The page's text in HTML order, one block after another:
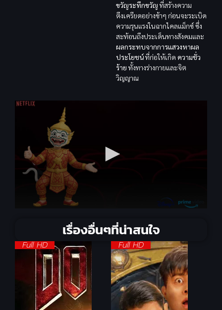
ขวัญระทึกขวัญ ที่สร้างความ
ตึงเครียดอย่างช้าๆ ก่อนจะระเบิด
ความรุนแรงในฉากไคลแม็กซ์ ซึ่ง
สะท้อนถึงประเด็นทางสังคมและ
ผลกระทบจากการแสวงหาผล
ประโยชน์ที่ก่อให้เกิด ความชั่ว
ร้าย ทั้งทางร่างกายและจิต
วิญญาณ
เรื่องอื่นๆที่น่าสนใจ
Full HD Full HD